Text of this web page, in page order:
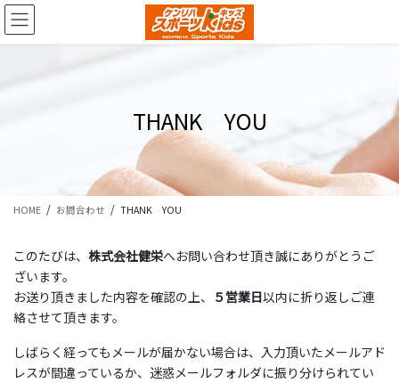
コ
ン
テ
ナ
ビ
ゲ
THANK YOU
HOME お問合わせ THANK YOU
このたびは、 株式会社健栄へお問い合わせ頂き誠にありがとうご
ざいます。
お送り頂きました内容を確認の上、
５営業日以内に折り返しご連
絡させて頂きます。
しばらく経ってもメールが届かない場合は、入力頂いたメールアド
レスが間違っているか、迷惑メールフォルダに振り分けられてい